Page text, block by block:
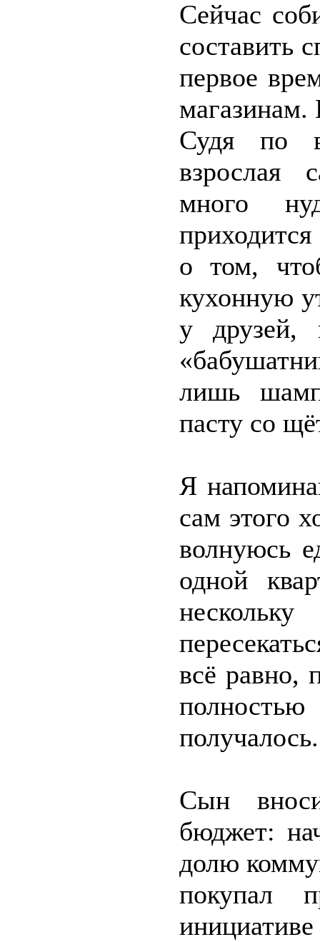
Сейчас
составить
первое
магазинам.
Судя по
взрослая
много
о том,
кухонную
у
лишь
пасту со
Я
сам этого
волнуюсь
одной
всё равно,
получалось.
Сын
бюджет:
долю
покупал